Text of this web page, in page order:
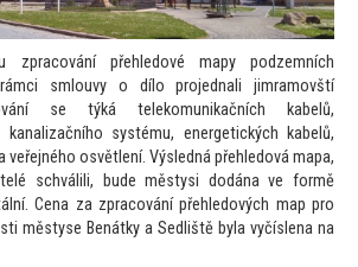
zpracování přehledové mapy podzemních
smlouvy o dílo projednali jimramovští
se týká telekomunikačních kabelů,
systému, energetických kabelů,
veřejného osvětlení. Výsledná přehledová mapa,
schválili, bude městysi dodána ve formě
Cena za zpracování přehledových map pro
městyse Benátky a Sedliště byla vyčíslena na